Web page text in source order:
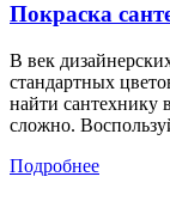
Покраска
В век
стандартных
найти сантехнику
сложно.
Подробнее